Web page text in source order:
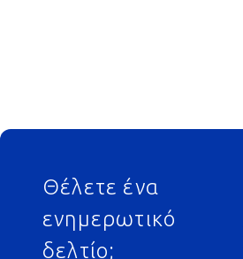
Footer
Θέλετε ένα
ενημερωτικό
δελτίο;